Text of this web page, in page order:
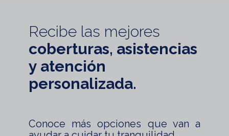
Recibe las mejores
coberturas, asistencias
y atención
personalizada.
Conoce más opciones que van a